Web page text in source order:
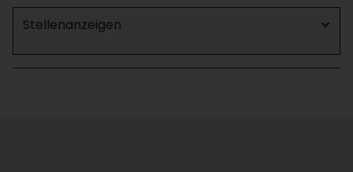
Stellenanzeigen